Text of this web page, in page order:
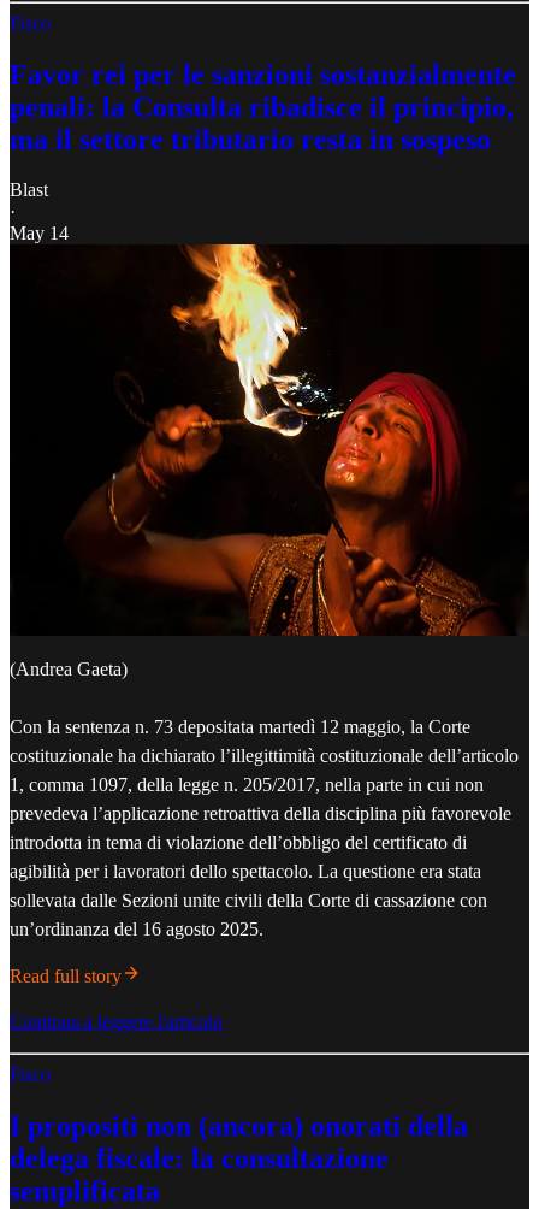
Fisco
Favor rei per le sanzioni sostanzialmente
penali: la Consulta ribadisce il principio,
ma il settore tributario resta in sospeso
Blast
·
May 14
(Andrea Gaeta)
Con la sentenza n. 73 depositata martedì 12 maggio, la Corte
costituzionale ha dichiarato l’illegittimità costituzionale dell’articolo
1, comma 1097, della legge n. 205/2017, nella parte in cui non
prevedeva l’applicazione retroattiva della disciplina più favorevole
introdotta in tema di violazione dell’obbligo del certificato di
agibilità per i lavoratori dello spettacolo. La questione era stata
sollevata dalle Sezioni unite civili della Corte di cassazione con
un’ordinanza del 16 agosto 2025.
Read full story
Continua a leggere l'articolo
Fisco
I propositi non (ancora) onorati della
delega fiscale: la consultazione
semplificata